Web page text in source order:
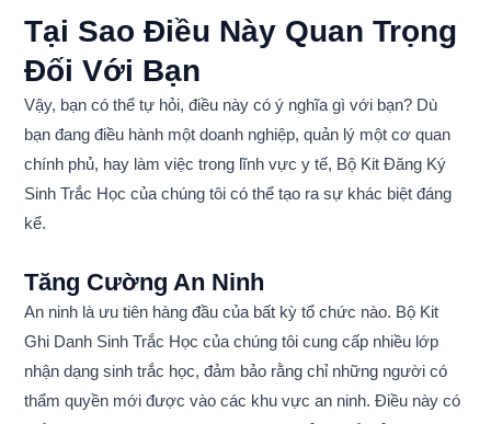
Tại Sao Điều Này Quan Trọng
Đối Với Bạn
Vậy, bạn có thể tự hỏi, điều này có ý nghĩa gì với bạn? Dù
bạn đang điều hành một doanh nghiệp, quản lý một cơ quan
chính phủ, hay làm việc trong lĩnh vực y tế, Bộ Kit Đăng Ký
Sinh Trắc Học của chúng tôi có thể tạo ra sự khác biệt đáng
kể.
Tăng Cường An Ninh
An ninh là ưu tiên hàng đầu của bất kỳ tổ chức nào. Bộ Kit
Ghi Danh Sinh Trắc Học của chúng tôi cung cấp nhiều lớp
nhận dạng sinh trắc học, đảm bảo rằng chỉ những người có
thẩm quyền mới được vào các khu vực an ninh. Điều này có